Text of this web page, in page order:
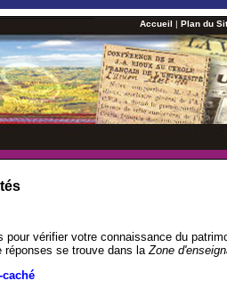
Accueil | Plan du
pour vérifier votre connaissance du
réponses se trouve dans laZone